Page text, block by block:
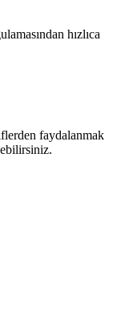
hızlıca
faydalanmak